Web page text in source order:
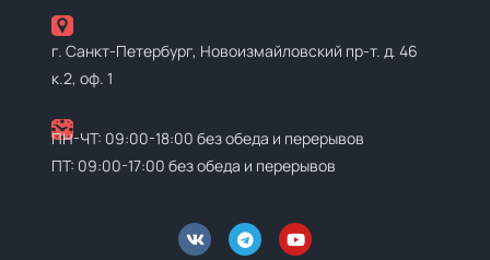
г. Санкт-Петербург, Новоизмайловский пр-т. д. 46
к.2, оф. 1
ПН-ЧТ: 09:00-18:00 без обеда и перерывов
ПТ: 09:00-17:00 без обеда и перерывов